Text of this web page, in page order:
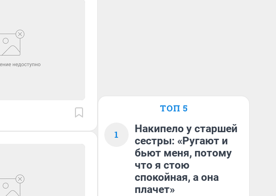
ТОП 5
1
Накипело у старшей
сестры: «Ругают и
бьют меня, потому
что я стою
спокойная, а она
плачет»